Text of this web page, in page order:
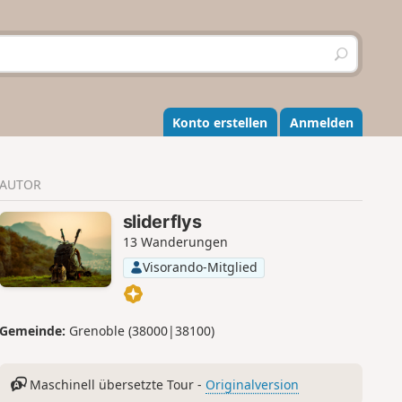
S
u
h
e
n
Konto erstellen Anmelden
AUTOR
sliderflys
13 Wanderungen
Visorando-Mitglied
Gemeinde: Grenoble (38000|38100)
Maschinell übersetzte Tour - Originalversion